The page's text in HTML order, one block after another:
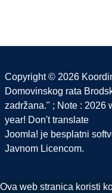
Copyright © 2026
Domovinskog rata
zadržana." ; Note : 2026
year! Don't translate
Joomla! je besplatni
Javnom Licencom.
Ova web stranica koristi